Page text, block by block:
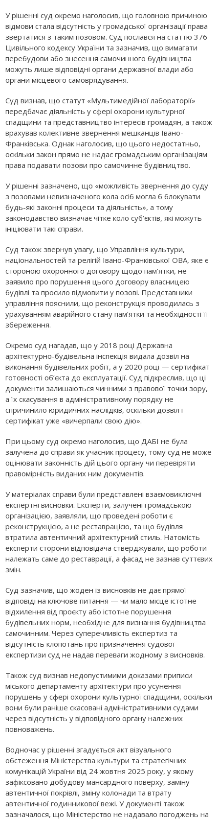
У рішенні суд окремо наголосив, що головною причиною
відмови стала відсутність у громадської організації права
звертатися з таким позовом. Суд послався на статтю 376
Цивільного кодексу України та зазначив, що вимагати
перебудови або знесення самочинного будівництва
можуть лише відповідні органи державної влади або
органи місцевого самоврядування.
Суд визнав, що статут «Мультимедійної лабораторії»
передбачає діяльність у сфері охорони культурної
спадщини та представництво інтересів громадян, а також
врахував колективне звернення мешканців Івано-
Франківська. Однак наголосив, що цього недостатньо,
оскільки закон прямо не надає громадським організаціям
права подавати позови про самочинне будівництво.
У рішенні зазначено, що «можливість звернення до суду
з позовами невизначеного кола осіб могла б блокувати
будь-які законні процеси та діяльність», а тому
законодавство визначає чітке коло суб’єктів, які можуть
ініціювати такі справи.
Суд також звернув увагу, що Управління культури,
національностей та релігій Івано-Франківської ОВА, яке є
стороною охоронного договору щодо пам’ятки, не
заявило про порушення цього договору власницею
будівлі та просило відмовити у позові. Представники
управління пояснили, що реконструкція проводилась з
урахуванням аварійного стану пам’ятки та необхідності її
збереження.
Окремо суд нагадав, що у 2018 році Державна
архітектурно-будівельна інспекція видала дозвіл на
виконання будівельних робіт, а у 2020 році — сертифікат
готовності об’єкта до експлуатації. Суд підкреслив, що ці
документи залишаються чинними з правової точки зору,
а їх скасування в адміністративному порядку не
спричинило юридичних наслідків, оскільки дозвіл і
сертифікат уже «вичерпали свою дію».
При цьому суд окремо наголосив, що ДАБІ не була
залучена до справи як учасник процесу, тому суд не може
оцінювати законність дій цього органу чи перевіряти
правомірність виданих ним документів.
У матеріалах справи були представлені взаємовиключні
експертні висновки. Експерти, залучені громадською
організацією, заявляли, що проведені роботи є
реконструкцією, а не реставрацією, та що будівля
втратила автентичний архітектурний стиль. Натомість
експерти сторони відповідача стверджували, що роботи
належать саме до реставрації, а фасад не зазнав суттєвих
змін.
Суд зазначив, що жоден із висновків не дає прямої
відповіді на ключове питання — чи мало місце істотне
відхилення від проєкту або істотне порушення
будівельних норм, необхідне для визнання будівництва
самочинним. Через суперечливість експертиз та
відсутність клопотань про призначення судової
експертизи суд не надав переваги жодному з висновків.
Також суд визнав недопустимими доказами приписи
міського департаменту архітектури про усунення
порушень у сфері охорони культурної спадщини, оскільки
вони були раніше скасовані адміністративними судами
через відсутність у відповідного органу належних
повноважень.
Водночас у рішенні згадується акт візуального
обстеження Міністерства культури та стратегічних
комунікацій України від 24 жовтня 2025 року, у якому
зафіксовано добудову мансардного поверху, заміну
автентичної покрівлі, зміну колонади та втрату
автентичної годинникової вежі. У документі також
зазначалося, що Міністерство не надавало погоджень на